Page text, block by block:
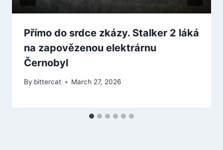
Přímo do srdce zkázy. Stalker 2 láká
na zapovězenou elektrárnu
Černobyl
By bittercat March 27, 2026